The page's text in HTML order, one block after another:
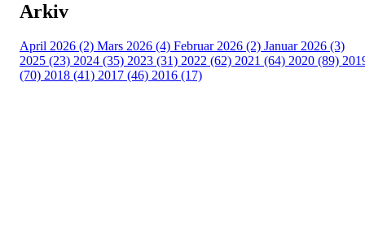
Arkiv
April 2026 (2) Mars 2026 (4) Februar 2026 (2) Januar 2026 (3)
2025 (23) 2024 (35) 2023 (31) 2022 (62) 2021 (64) 2020 (89)
(70) 2018 (41) 2017 (46) 2016 (17)